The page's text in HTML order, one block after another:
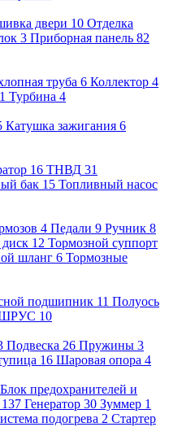
двери 10 Отделка
3 Приборная панель 82
труба 6 Коллектор 4
1 Турбина 4
Катушка зажигания 6
16 ТНВД 31
бак 15 Топливный насос
4 Педали 9 Ручник 8
12 Тормозной суппорт
шланг 6 Тормозные
подшипник 11 Полуось
10
Подвеска 26 Пружины 3
16 Шаровая опора 4
Блок предохранителей и
137 Генератор 30 Зуммер 1
подогрева 2 Стартер